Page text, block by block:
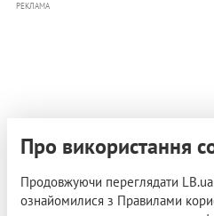
РЕКЛАМА
Про використання
Продовжуючи переглядати
ознайомилися з Правилами